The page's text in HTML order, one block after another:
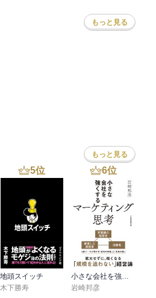
る場合がある。そういう程度のも
場をとっています。
正しい方法で進んでいるのかどう
ることなんです。教師の最大の任
あって、方法はすべからく普遍的
という事をトレースすること。そ
ということを細かに見ていくこと
は、どう転んでも、一夜漬けでは
法へ導いてくだすったということ
もっと見る
もっと見る
5位
地頭スイッチ
木下勝寿
6位
岩崎邦彦